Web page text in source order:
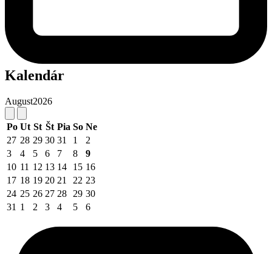
Kalendár
August2026
Po Ut St Št Pia So Ne
27 28 29 30 31 1
2
3
4 5 6 7 8
9
10 11 12 13 14 15 16
17 18 19 20 21 22 23
24 25 26 27 28 29 30
31 1 2 3 4 5 6